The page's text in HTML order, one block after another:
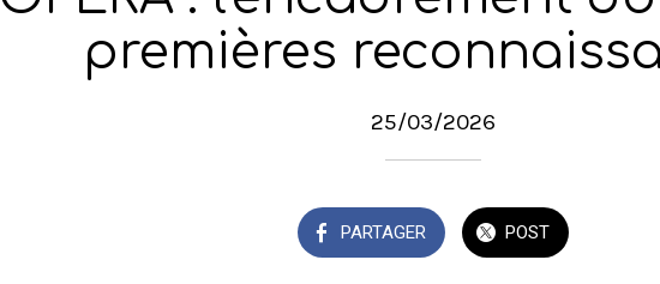
premières
25/03/2026
PARTAGER POST